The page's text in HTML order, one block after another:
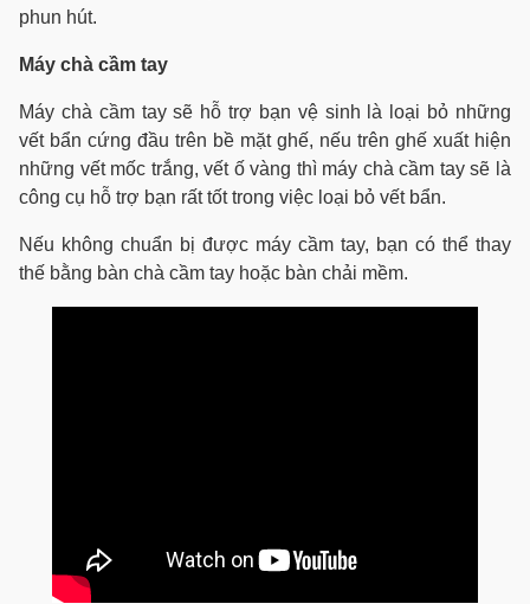
phun hút.
Máy chà cầm tay
Máy chà cầm tay sẽ hỗ trợ bạn vệ sinh là loại bỏ những
vết bẩn cứng đầu trên bề mặt ghế, nếu trên ghế xuất hiện
những vết mốc trắng, vết ố vàng thì máy chà cầm tay sẽ là
công cụ hỗ trợ bạn rất tốt trong việc loại bỏ vết bẩn.
Nếu không chuẩn bị được máy cầm tay, bạn có thể thay
thế bằng bàn chà cầm tay hoặc bàn chải mềm.